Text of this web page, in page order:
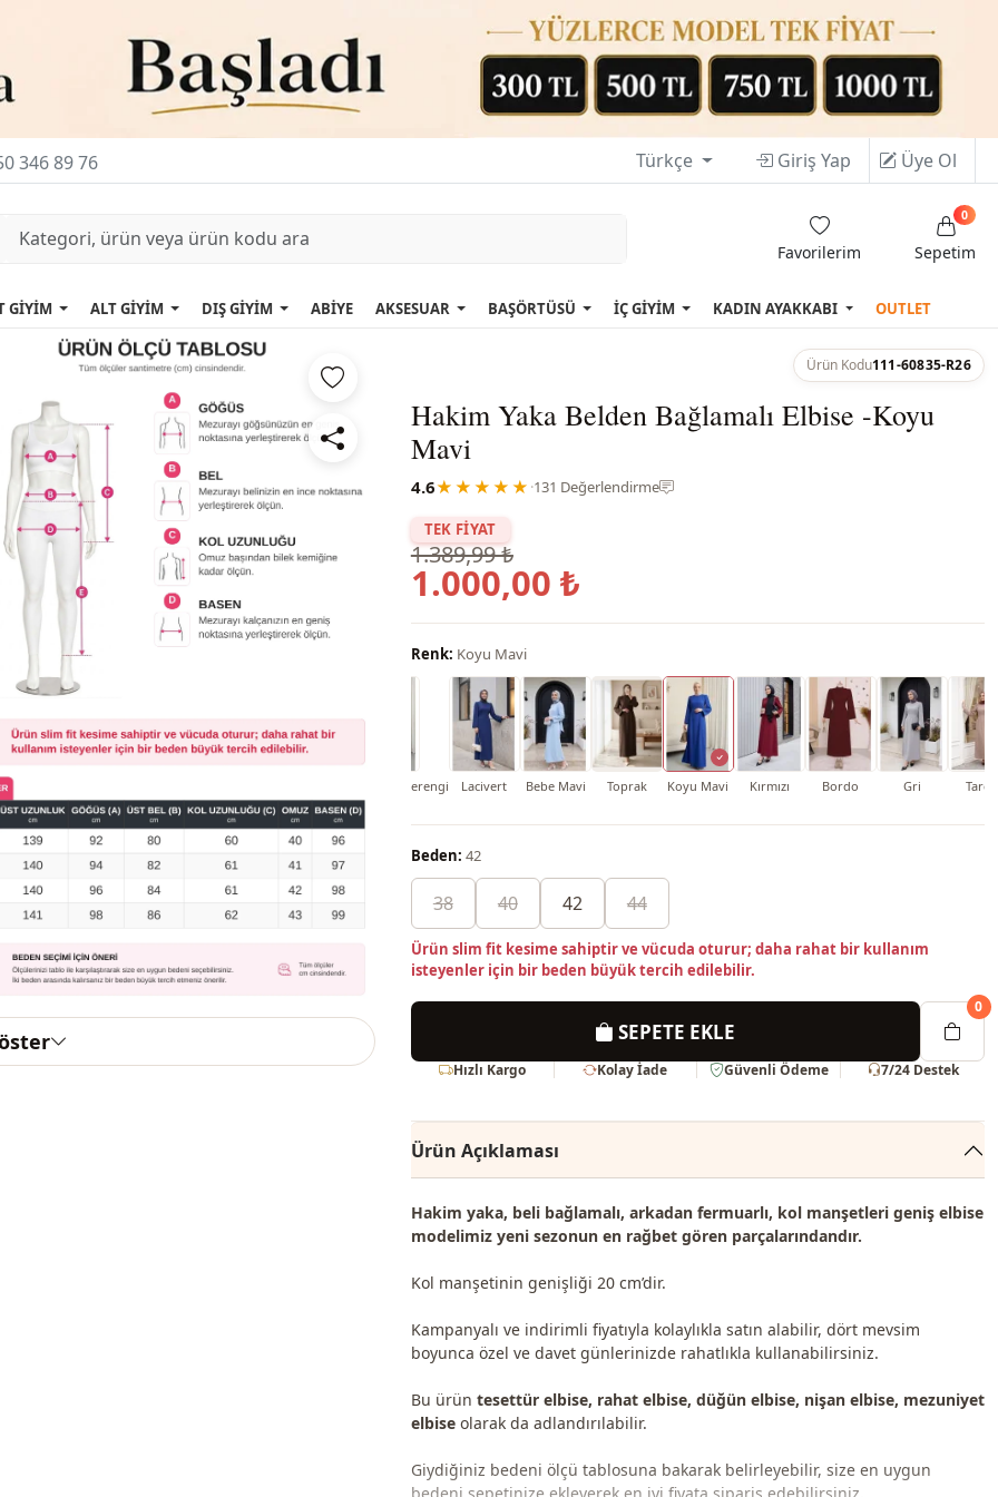
346 89 76 Türkçe Giriş Yap Üye Ol
Favorilerim Sepetim
0
GİYİM ALT GİYİM DIŞ GİYİM ABİYE AKSESUAR BAŞÖRTÜSÜ İÇ GİYİM KADIN AYAKKABI OUTLET
Ürün Kodu111-60835-R26
Hakim Yaka Belden Bağlamalı Elbise -Koyu
Mavi
4.6★★★★★ ·131 Değerlendirme
TEK FİYAT
1.389,99 ₺
1.000,00 ₺
Renk: Koyu Mavi
Koyu Kahverengi Lacivert Bebe Mavi Toprak Koyu Mavi Kırmızı Bordo Gri
Beden: 42
38 40 42 44
Ürün slim fit kesime sahiptir ve vücuda oturur; daha rahat bir kullanım
isteyenler için bir beden büyük tercih edilebilir.
SEPETE EKLE
0
Hızlı Kargo Kolay İade Güvenli Ödeme 7/24 Destek
Ürün Açıklaması
Hakim yaka, beli bağlamalı, arkadan fermuarlı, kol manşetleri geniş elbise
modelimiz yeni sezonun en rağbet görenparçalarındandır.
Kol manşetinin genişliği 20 cm’dir.
Kampanyalı ve indirimli fiyatıyla kolaylıkla satın alabilir, dört mevsim
boyunca özel ve davet günlerinizde rahatlıkla kullanabilirsiniz.
Bu ürün tesettür elbise, rahat elbise, düğün elbise, nişan elbise, mezuniyet
elbiseolarak da adlandırılabilir.
Giydiğiniz bedeni ölçü tablosuna bakarak belirleyebilir, size en uygun